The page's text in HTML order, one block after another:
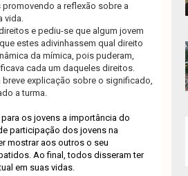
a reflexão sobre a
vida.
e pediu-se que algum jovem
estes adivinhassem qual direito
da mímica, pois puderam,
cada um daqueles direitos.
explicação sobre o significado,
a turma.
os jovens a importância do
participação dos jovens na
mostrar aos outros o seu
Ao final, todos disseram ter
em suas vidas.